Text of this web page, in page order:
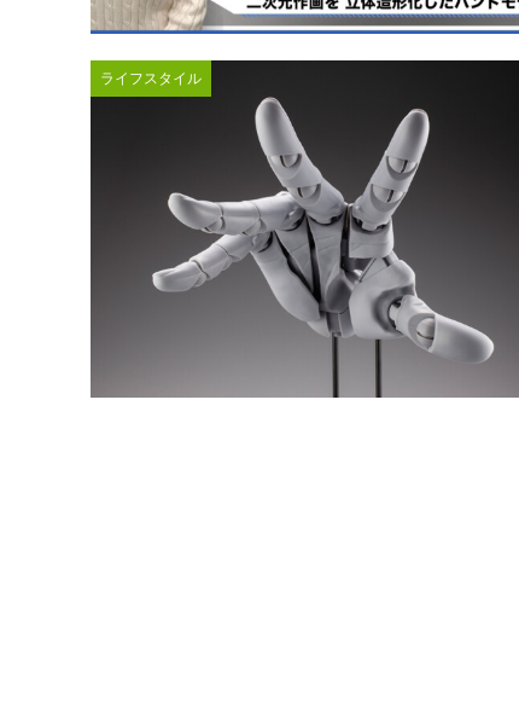
ライフスタイル